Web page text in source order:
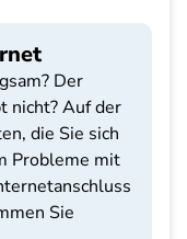
Der
nicht? Auf der
die Sie sich
Probleme mit
Sie